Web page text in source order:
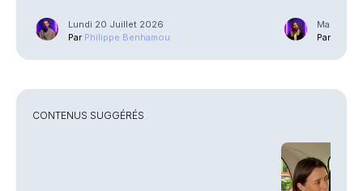
Lundi 20 Juillet 2026
Par Philippe Benhamou
Mardi 23
Par
CONTENUS SUGGÉRÉS